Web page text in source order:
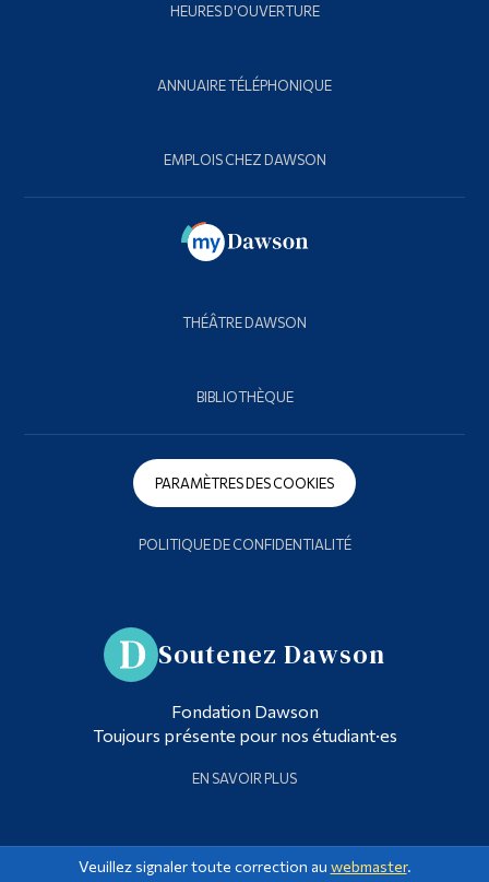
HEURES D'OUVERTURE
ANNUAIRE TÉLÉPHONIQUE
EMPLOIS CHEZ DAWSON
THÉÂTRE DAWSON
BIBLIOTHÈQUE
PARAMÈTRES DES COOKIES
POLITIQUE DE CONFIDENTIALITÉ
Soutenez Dawson
Fondation Dawson
Toujours présente pour nos étudiant·es
EN SAVOIR PLUS
Veuillez signaler toute correction au webmaster.